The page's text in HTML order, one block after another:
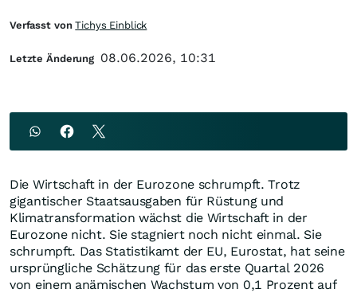
Die Wirtschaft in der Eurozone schrumpft. Trotz
gigantischer Staatsausgaben für Rüstung und
Klimatransformation wächst die Wirtschaft in der
Eurozone nicht. Sie stagniert noch nicht einmal. Sie
schrumpft. Das Statistikamt der EU, Eurostat, hat seine
ursprüngliche Schätzung für das erste Quartal 2026
von einem anämischen Wachstum von 0,1 Prozent auf
Verfasst vonTichys Einblick
Letzte Änderung 08.06.2026, 10:31